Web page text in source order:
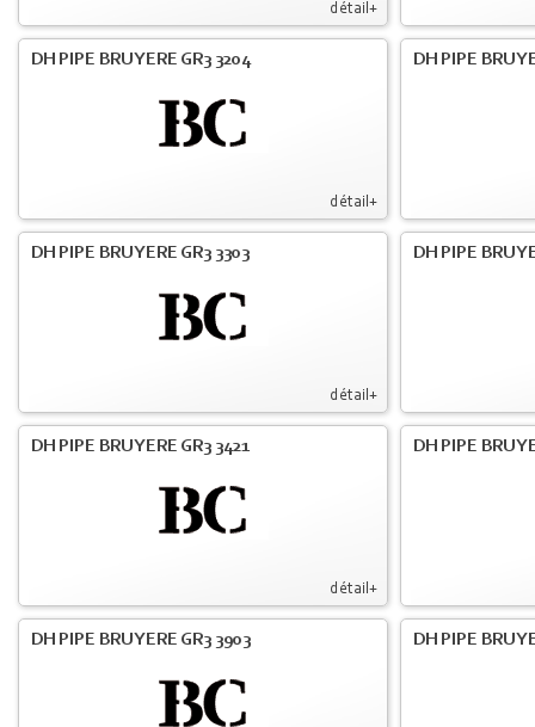
détail+
détail+
DH PIPE BRUYERE GR3 3204 DH PIPE
détail+
DH PIPE BRUYERE GR3 3303 DH PIPE
détail+
DH PIPE BRUYERE GR3 3421 DH PIPE
DH PIPE BRUYERE GR3 3903 DH PIPE